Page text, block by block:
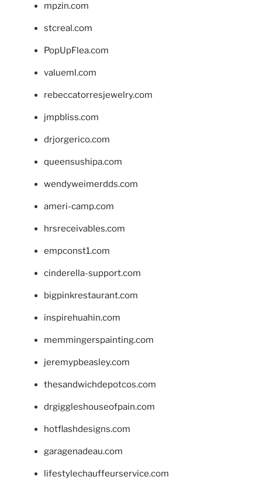
mpzin.com
stcreal.com
PopUpFlea.com
valueml.com
rebeccatorresjewelry.com
jmpbliss.com
drjorgerico.com
queensushipa.com
wendyweimerdds.com
ameri-camp.com
hrsreceivables.com
empconst1.com
cinderella-support.com
bigpinkrestaurant.com
inspirehuahin.com
memmingerspainting.com
jeremypbeasley.com
thesandwichdepotcos.com
drgiggleshouseofpain.com
hotflashdesigns.com
garagenadeau.com
lifestylechauffeurservice.com